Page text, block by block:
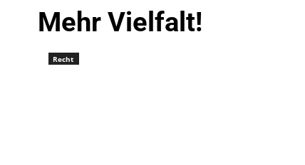
Mehr Vielfalt!
Recht